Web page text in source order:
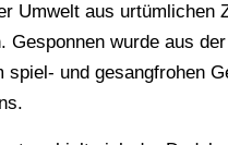
Umwelt aus urtümlichen
wurde aus
und gesangfrohen